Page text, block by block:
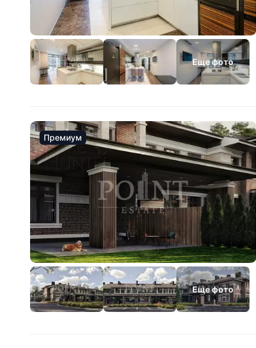
Еще фото
Премиум
Еще фото